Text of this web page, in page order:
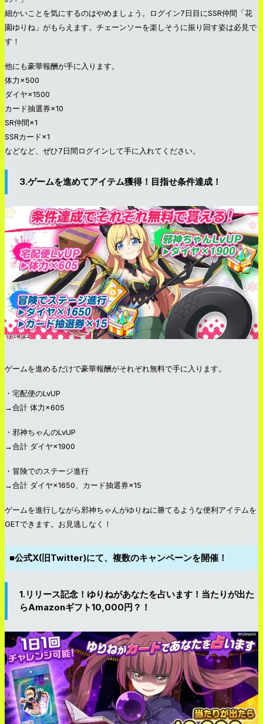
細かいことを気にするのはやめましょう。ログイン7日目にSSR仲間「花
園ゆりね」がもらえます。チェーンソーを楽しそうに振り回す姿は必見で
す！
他にも豪華報酬が手に入ります。
体力×500
ダイヤ×1500
カード抽選券×10
SR仲間×1
SSRカード×1
などなど、ぜひ7日間ログインして手に入れてください。
3.ゲームを進めてアイテム獲得！目指せ条件達成！
ゲームを進めるだけで豪華報酬がそれぞれ無料で手に入ります。
・宅配便のLvUP
→合計 体力×605
・邪神ちゃんのLvUP
→合計 ダイヤ×1900
・冒険でのステージ進行
→合計 ダイヤ×1650、カード抽選券×15
ゲームを進行しながら邪神ちゃんがゆりねに勝てるような便利アイテムを
GETできます。お見逃しなく！
■公式X(旧Twitter)にて、複数のキャンペーンを開催！
1.リリース記念！ゆりねがあなたを占います！当たりが出た
らAmazonギフト10,000円？！